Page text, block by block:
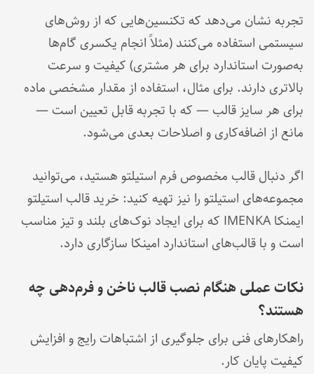
تجربه نشان می‌دهد که تکنسین‌هایی که از روش‌های
سیستمی استفاده می‌کنند (مثلاً انجام یکسری گام‌ها
به‌صورت استاندارد برای هر مشتری) کیفیت و سرعت
بالاتری دارند. برای مثال، استفاده از مقدار مشخصی ماده
برای هر سایز قالب — که با تجربه قابل تعیین است —
مانع از اضافه‌کاری و اصلاحات بعدی می‌شود.
اگر دنبال قالب مخصوص فرم استیلتو هستید، می‌توانید
مجموعه‌های استیلتو را نیز تهیه کنید: خرید قالب استیلتو
ایمنکا IMENKA که برای ایجاد نوک‌های بلند و تیز مناسب
است و با قالب‌های استاندارد امینکا سازگاری دارد.
نکات عملی هنگام نصب قالب ناخن و فرم‌دهی چه
هستند؟
راهکارهای فنی برای جلوگیری از اشتباهات رایج و افزایش
کیفیت پایان کار.